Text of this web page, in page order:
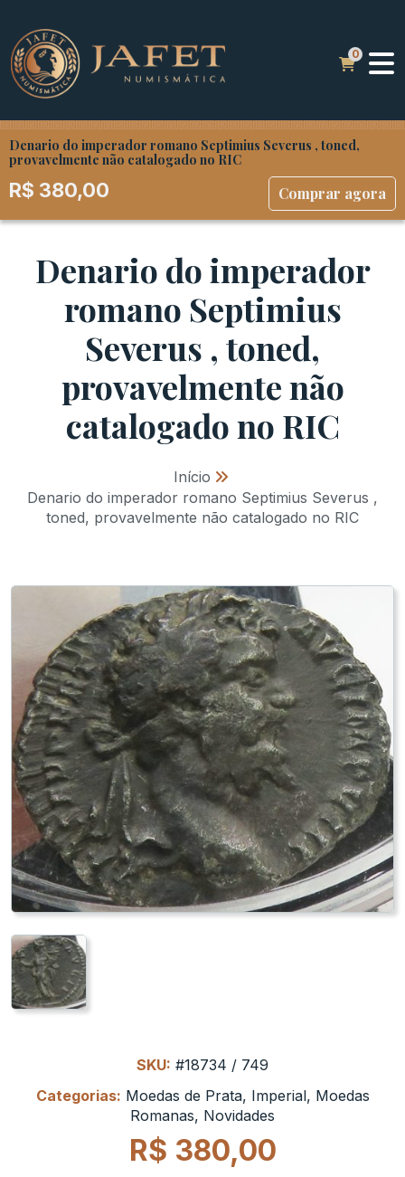
Denario do imperador romano Septimius Severus , toned,
provavelmente não catalogado no RIC
R$ 380,00 Comprar agora
Denario do imperador
romano Septimius
Severus , toned,
provavelmente não
catalogado no RIC
Início »
Denario do imperador romano Septimius Severus ,
toned, provavelmente não catalogado no RIC
SKU: #18734 / 749
Categorias: Moedas de Prata, Imperial, Moedas
Romanas, Novidades
R$ 380,00